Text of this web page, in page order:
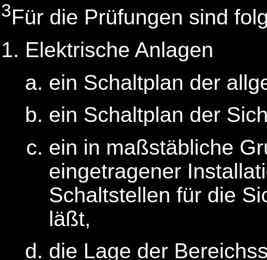
3Für die Prüfungen sind
Elektrische Anlagen
ein Schaltplan der
ein Schaltplan der
ein in maßstäbliche
eingetragener
Schaltstellen für die
läßt,
die Lage der